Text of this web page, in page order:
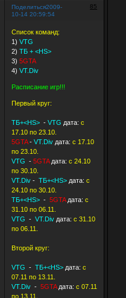
Поделиться 85
2009-
10-14 20:59:54
Список команд:
1) VTG
2) TБ + <HS>
3) 5GTA
4) VT.Div
Расписание игр!!!
Первый круг:
ТБ+<HS>-VTG дата: с
17.10 по 23.10.
5GTA- VT.Divдата: с 17.10
по 23.10.
VTG - 5GTAдата: с 24.10
по 30.10.
VT.Div- ТБ+<HS>дата: с
24.10 по 30.10.
ТБ+<HS>- 5GTAдата: с
31.10 по 06.11.
VTG - VT.Div дата: с 31.10
по 06.11.
Второй круг:
VTG - ТБ+<HS>дата: с
07.11 по 13.11.
VT.Div- 5GTA дата: с 07.11
по 13.11.